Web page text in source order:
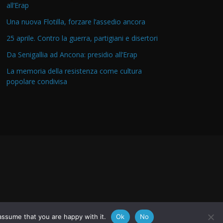
all’Erap
Una nuova Flotilla, forzare l’assedio ancora
25 aprile. Contro la guerra, partigiani e disertori
Da Senigallia ad Ancona: presidio all’Erap
La memoria della resistenza come cultura
popolare condivisa
that you are happy with it. Ok No